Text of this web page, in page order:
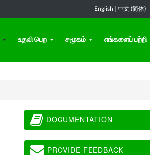
English 中文 (简体)
உதவி பெற சமூகம் எங்களைப் பற்றி
DOCUMENTATION
PROVIDE FEEDBACK